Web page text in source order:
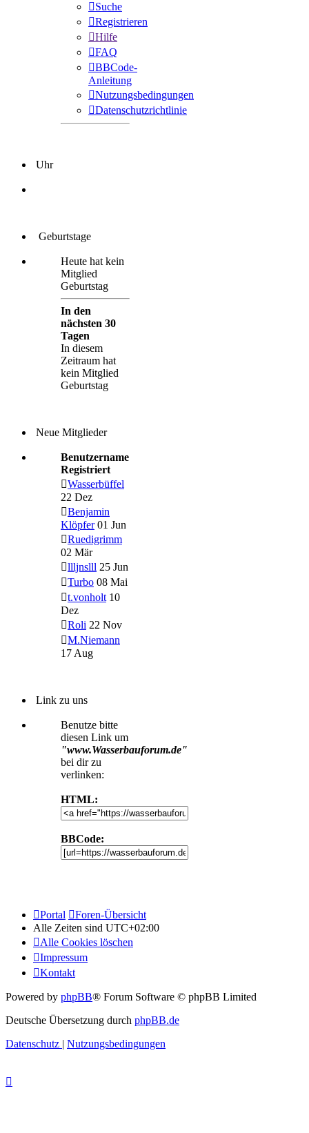
Suche
Registrieren
Hilfe
FAQ
BBCode-
Anleitung
Nutzungsbedingungen
Datenschutzrichtlinie
Uhr
Geburtstage
Heute hat kein
Mitglied
Geburtstag
In den
nächsten 30
Tagen
In diesem
Zeitraum hat
kein Mitglied
Geburtstag
Neue Mitglieder
Benutzername
Registriert
Wasserbüffel
22 Dez
Benjamin
Klöpfer 01 Jun
Ruedigrimm
02 Mär
llljnslll 25 Jun
Turbo 08 Mai
t.vonholt 10
Dez
Roli 22 Nov
M.Niemann
17 Aug
Link zu uns
Benutze bitte
diesen Link um
"www.Wasserbauforum.de"
bei dir zu
verlinken:
HTML:
BBCode:
Portal
Foren-Übersicht
Alle Zeiten sind UTC+02:00
Alle Cookies löschen
Impressum
Kontakt
Powered by phpBB® Forum Software © phpBB Limited
Deutsche Übersetzung durch phpBB.de
Datenschutz | Nutzungsbedingungen